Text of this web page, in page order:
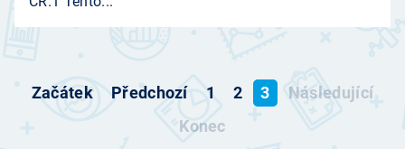
Začátek Předchozí 1 2 3
Následující
Konec